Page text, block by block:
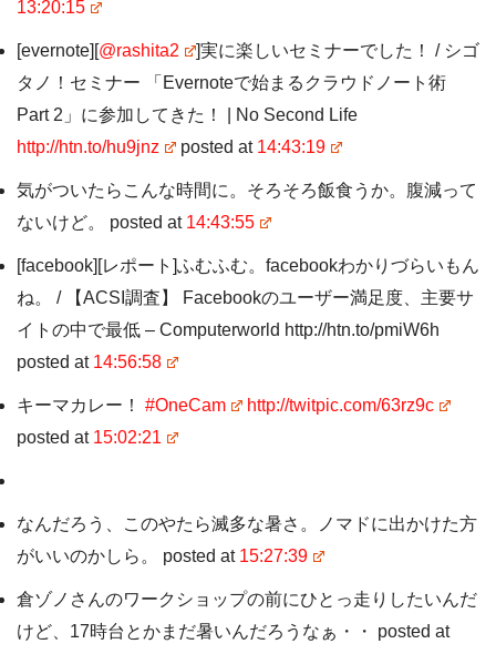
13:20:15
[evernote][@rashita2
]実に楽しいセミナーでした！ / シゴ
タノ！セミナー 「Evernoteで始まるクラウドノート術
Part 2」に参加してきた！ | No Second Life
http://htn.to/hu9jnz
posted at 14:43:19
気がついたらこんな時間に。そろそろ飯食うか。腹減って
ないけど。 posted at 14:43:55
[facebook][レポート]ふむふむ。facebookわかりづらいもん
ね。 / 【ACSI調査】 Facebookのユーザー満足度、主要サ
イトの中で最低 – Computerworld http://htn.to/pmiW6h
posted at 14:56:58
キーマカレー！ #OneCam
http://twitpic.com/63rz9c
posted at 15:02:21
なんだろう、このやたら滅多な暑さ。ノマドに出かけた方
がいいのかしら。 posted at 15:27:39
倉ゾノさんのワークショップの前にひとっ走りしたいんだ
けど、17時台とかまだ暑いんだろうなぁ・・ posted at